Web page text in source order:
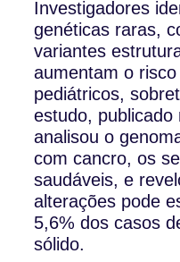
Investigadores
genéticas raras,
variantes
aumentam o
pediátricos,
estudo, publicado
analisou o
com cancro, os
saudáveis, e
alterações pode
5,6% dos casos
sólido.